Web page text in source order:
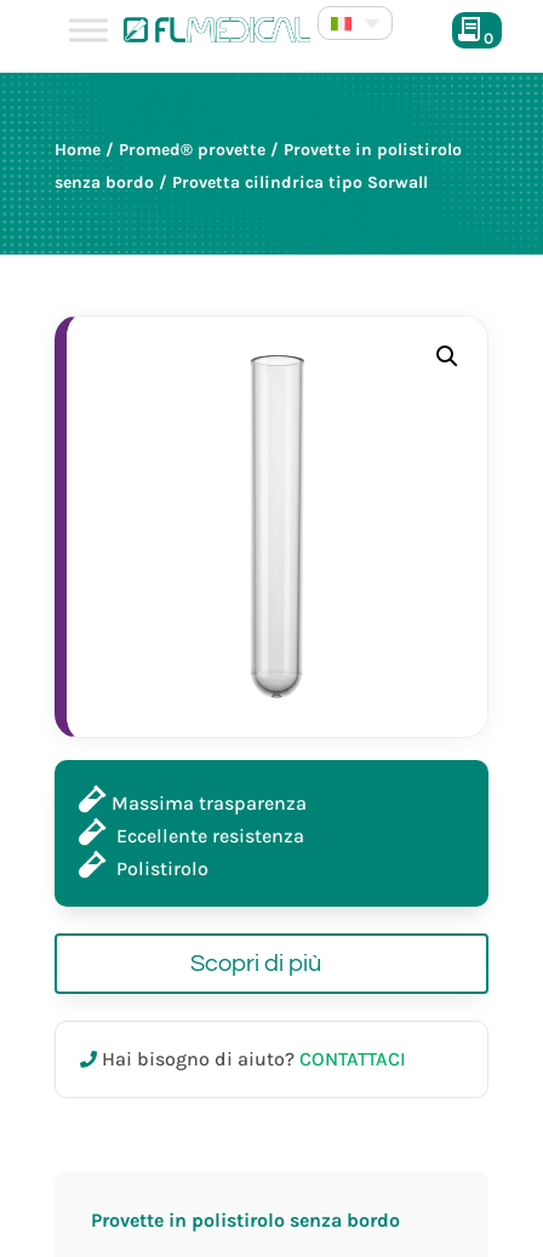
0
Home/ Promed® provette/ Provette in polistirolo
senza bordo/ Provetta cilindrica tipo Sorwall
Massima trasparenza
Eccellente resistenza
Polistirolo
Scopri di più
Hai bisogno di aiuto? CONTATTACI
Provette in polistirolo senza bordo
12x75mm